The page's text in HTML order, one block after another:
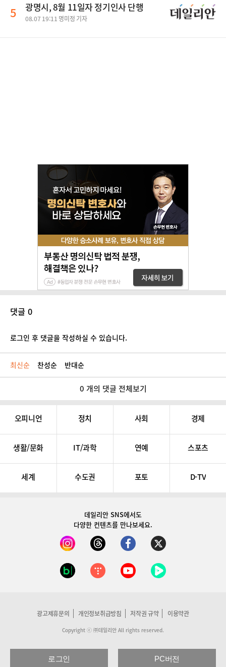
5 광명시, 8월 11일자 정기인사 단행
08.07 19:11 명미정 기자
댓글 0
로그인 후 댓글을 작성하실 수 있습니다.
최신순 찬성순 반대순
0 개의 댓글 전체보기
오피니언 정치 사회 경제
생활/문화 IT/과학 연예 스포츠
세계 수도권 포토 D-TV
데일리안 SNS에서도
다양한 컨텐츠를 만나보세요.
광고제휴문의 개인정보취급방침 저작권 규약 이용약관
Copyright ⓒ ㈜데일리안 All rights reserved.
로그인 PC버전